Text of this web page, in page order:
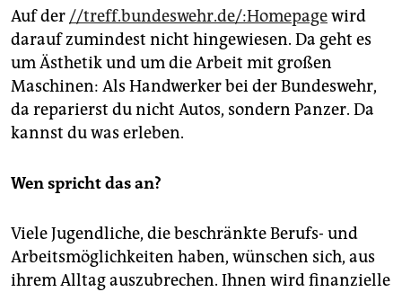
Auf der //treff.bundeswehr.de/:Homepagewird
darauf zumindest nicht hingewiesen. Da geht es
um Ästhetik und um die Arbeit mit großen
Maschinen: Als Handwerker bei der Bundeswehr,
da reparierst du nicht Autos, sondern Panzer. Da
kannst du was erleben.
Wen spricht das an?
Viele Jugendliche, die beschränkte Berufs- und
Arbeitsmöglichkeiten haben, wünschen sich, aus
ihrem Alltag auszubrechen. Ihnen wird finanzielle